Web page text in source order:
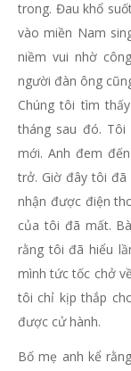
trong. Đau khổ
vào miền Nam
niềm vui nhờ
người đàn ông
Chúng tôi tìm
tháng sau đó.
mới. Anh đem
trở. Giờ đây tôi đã
nhận được điện
của tôi đã mất.
rằng tôi đã hiểu
mình tức tốc chở
tôi chỉ kịp thắp
được cử hành.
Bố mẹ anh kể